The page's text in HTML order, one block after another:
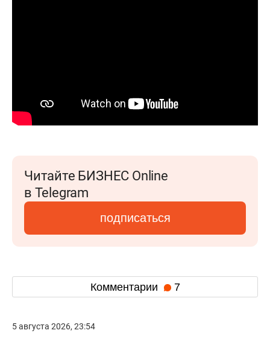
Читайте БИЗНЕС Online
в Telegram
подписаться
Комментарии 7
5 августа 2026, 23:54